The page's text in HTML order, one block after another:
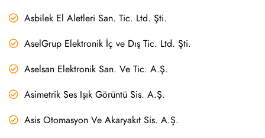
Asbilek El Aletleri San. Tic. Ltd. Şti.
AselGrup Elektronik İç ve Dış Tic. Ltd. Şti.
Aselsan Elektronik San. Ve Tic. A.Ş.
Asimetrik Ses Işık Görüntü Sis. A.Ş.
Asis Otomasyon Ve Akaryakıt Sis. A.Ş.